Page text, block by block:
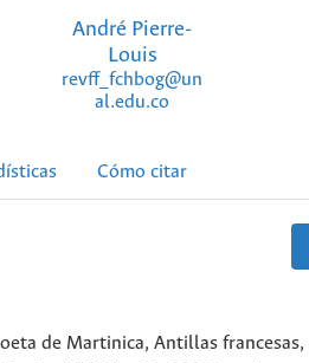
André Pierre-
Louis
revff_fchbog@un
al.edu.co
Cómo citar
de Martinica, Antillas